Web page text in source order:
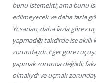
bunu istemekti; ama bunu
edilmeyecek ve daha fazla
Yosarian, daha fazla görev
yapmadığı takdirde ise
zorundaydı. Eğer görev
yapmak zorunda değildi;
olmalıydı ve uçmak